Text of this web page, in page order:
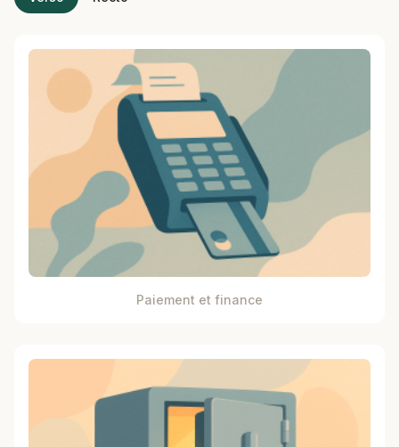
Paiement et finance